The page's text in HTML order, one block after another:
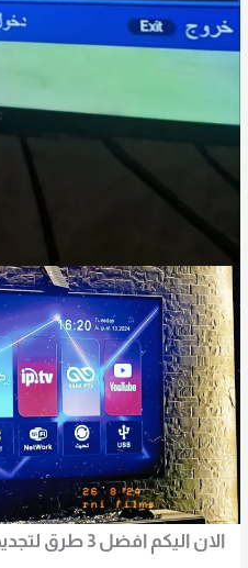
الان اليكم